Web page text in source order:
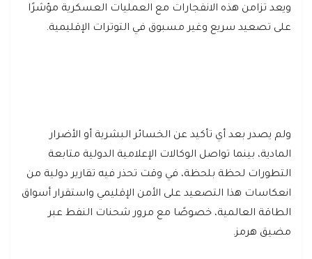
ويعد تزامن هذه الانفجارات مع العمليات العسكرية مؤشرًا
على تصعيد سريع وغير مسبوق في التوترات الإقليمية.
ولم يصدر بعد أي تأكيد عن الخسائر البشرية أو الأضرار
المادية، بينما تواصل الوكالات الإعلامية الدولية متابعة
التطورات لحظة بلحظة، في وقت تحذر فيه تقارير دولية من
انعكاسات هذا التصعيد على الأمن الإقليمي واستقرار أسواق
الطاقة العالمية، خصوصًا مع مرور شحنات النفط عبر
مضيق هرمز.